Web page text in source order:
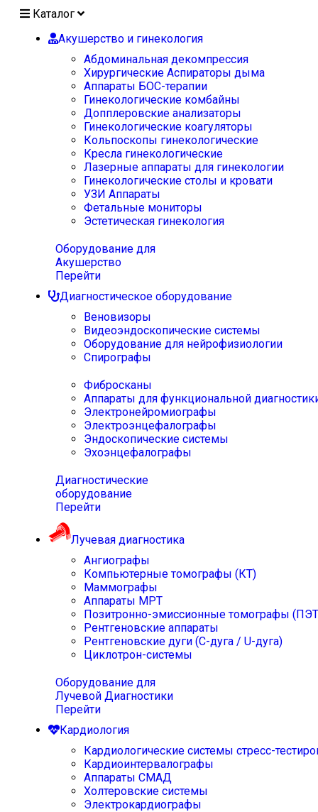
Каталог
Акушерство и гинекология
Абдоминальная декомпрессия
Хирургические Аспираторы дыма
Аппараты БОС-терапии
Гинекологические комбайны
Допплеровские анализаторы
Гинекологические коагуляторы
Кольпоскопы гинекологические
Кресла гинекологические
Лазерные аппараты для гинекологии
Гинекологические столы и кровати
УЗИ Аппараты
Фетальные мониторы
Эстетическая гинекология
Оборудование для
Акушерство
Перейти
Диагностическое оборудование
Веновизоры
Видеоэндоскопические системы
Оборудование для нейрофизиологии
Спирографы
Фибросканы
Аппараты для функциональной
Электронейромиографы
Электроэнцефалографы
Эндоскопические системы
Эхоэнцефалографы
Диагностические
оборудование
Перейти
Лучевая диагностика
Ангиографы
Компьютерные томографы (КТ)
Маммографы
Аппараты МРТ
Позитронно-эмиссионные томографы
Рентгеновские аппараты
Рентгеновские дуги (С-дуга / U-дуга)
Циклотрон-системы
Оборудование для
Лучевой Диагностики
Перейти
Кардиология
Кардиологические системы стресс-
Кардиоинтервалографы
Аппараты СМАД
Холтеровские системы
Электрокардиографы